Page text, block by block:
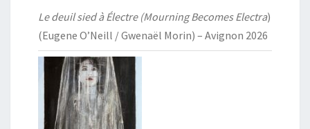
Le deuil sied à Électre (Mourning Becomes Electra)
(Eugene O’Neill / Gwenaël Morin) – Avignon 2026